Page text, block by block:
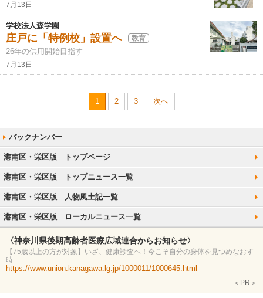
7月13日
学校法人森学園
庄戸に「特例校」設置へ 教育
26年の供用開始目指す
7月13日
1 2 3 次へ
港南区・栄区版 トップページ
港南区・栄区版 トップニュース一覧
港南区・栄区版 人物風土記一覧
港南区・栄区版 ローカルニュース一覧
〈神奈川県後期高齢者医療広域連合からお知らせ〉
【75歳以上の方が対象】いざ、健康診査へ！今こそ自分の身体を見つめなおす
時
https://www.union.kanagawa.lg.jp/1000011/1000645.html
＜PR＞